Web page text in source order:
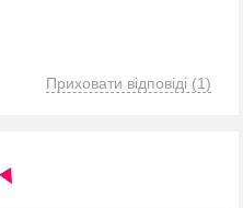
Приховати відповіді (1)